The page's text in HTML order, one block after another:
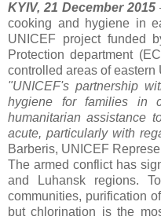
KYIV, 21 December 2015
cooking and hygiene in
UNICEF project funded
Protection department
controlled areas of
"UNICEF's partnership
hygiene for families in
humanitarian assistance
acute, particularly with
Barberis, UNICEF
The armed conflict has
and Luhansk regions.
communities, purification
but chlorination is the